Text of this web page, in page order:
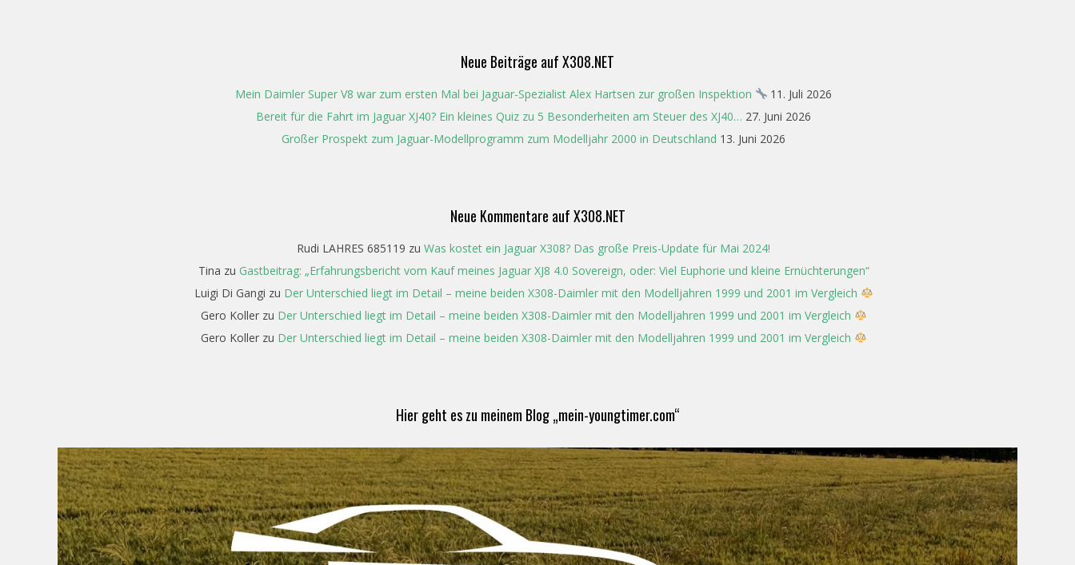
Neue Beiträge auf X308.NET
Mein Daimler Super V8 war zum ersten Mal bei Jaguar-Spezialist Alex Hartsen zur großen Inspektion
11. Juli 2026
Bereit für die Fahrt im Jaguar XJ40? Ein kleines Quiz zu 5 Besonderheiten am Steuer des XJ40… 27. Juni 2026
Großer Prospekt zum Jaguar-Modellprogramm zum Modelljahr 2000 in Deutschland 13. Juni 2026
Neue Kommentare auf X308.NET
Rudi LAHRES 685119 zu Was kostet ein Jaguar X308? Das große Preis-Update für Mai 2024!
Tina zu Gastbeitrag: „Erfahrungsbericht vom Kauf meines Jaguar XJ8 4.0 Sovereign, oder: Viel Euphorie und kleine Ernüchterungen“
Luigi Di Gangi zu Der Unterschied liegt im Detail – meine beiden X308-Daimler mit den Modelljahren 1999 und 2001 im Vergleich
Gero Kollerzu Der Unterschied liegt im Detail – meine beiden X308-Daimler mit den Modelljahren 1999 und 2001 im Vergleich
Gero Kollerzu Der Unterschied liegt im Detail – meine beiden X308-Daimler mit den Modelljahren 1999 und 2001 im Vergleich
Hier geht es zu meinem Blog „mein-youngtimer.com“